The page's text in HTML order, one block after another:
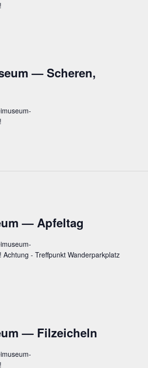
— Sche­ren,
— Apfeltag
- Treffpunkt Wanderparkplatz
— Filzeicheln